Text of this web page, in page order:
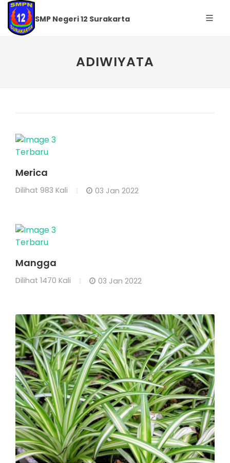
SMP Negeri 12 Surakarta
ADIWIYATA
Terbaru
Merica
Dilihat 983 Kali 03 Jan 2022
Terbaru
Mangga
Dilihat 1470 Kali 03 Jan 2022